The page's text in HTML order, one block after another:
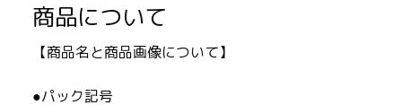
商品について
【商品名と商品画像について】
●パック記号